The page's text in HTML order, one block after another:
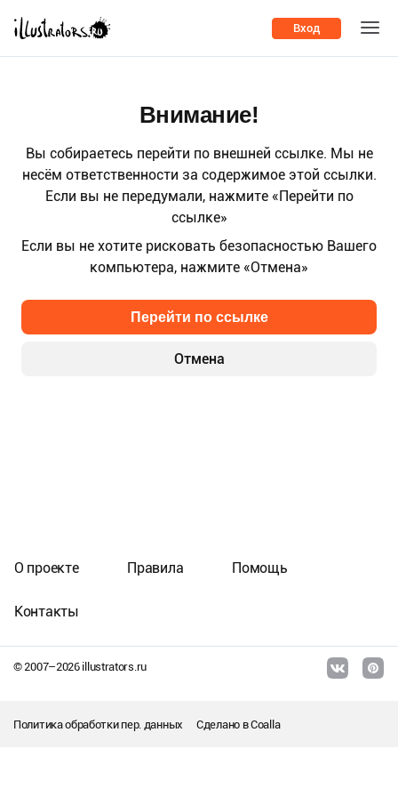
Вход
Внимание!
Вы собираетесь перейти по внешней ссылке. Мы не
несём ответственности за содержимое этой ссылки.
Если вы не передумали, нажмите «Перейти по
ссылке»
Если вы не хотите рисковать безопасностью Вашего
компьютера, нажмите «Отмена»
Отмена
Перейти по ссылке
© 2007–2026illustrators.ru
О проекте Правила Помощь
Контакты
Политика обработки пер. данных Сделано вCoalla